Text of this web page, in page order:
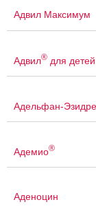
Адвил Максимум
Адвил® для детей
Адельфан-
Адемио®
Аденоцин